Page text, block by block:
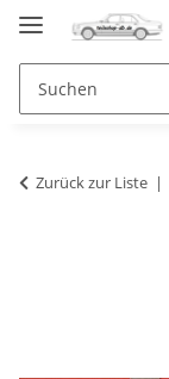
Zurück zur Liste